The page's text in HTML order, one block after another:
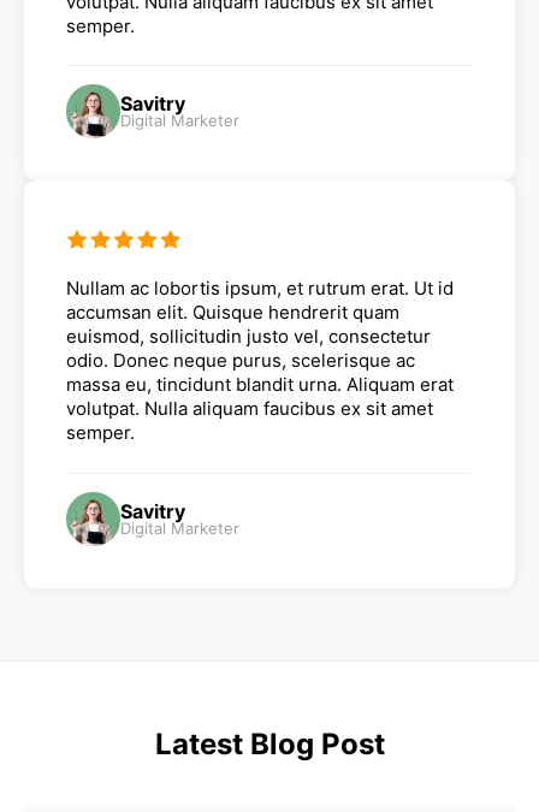
semper.
Savitry
Digital Marketer
Nullam ac lobortis ipsum, et rutrum erat. Ut id
accumsan elit. Quisque hendrerit quam
euismod, sollicitudin justo vel, consectetur
odio. Donec neque purus, scelerisque ac
massa eu, tincidunt blandit urna. Aliquam erat
volutpat. Nulla aliquam faucibus ex sit amet
semper.
Savitry
Digital Marketer
Latest Blog Post